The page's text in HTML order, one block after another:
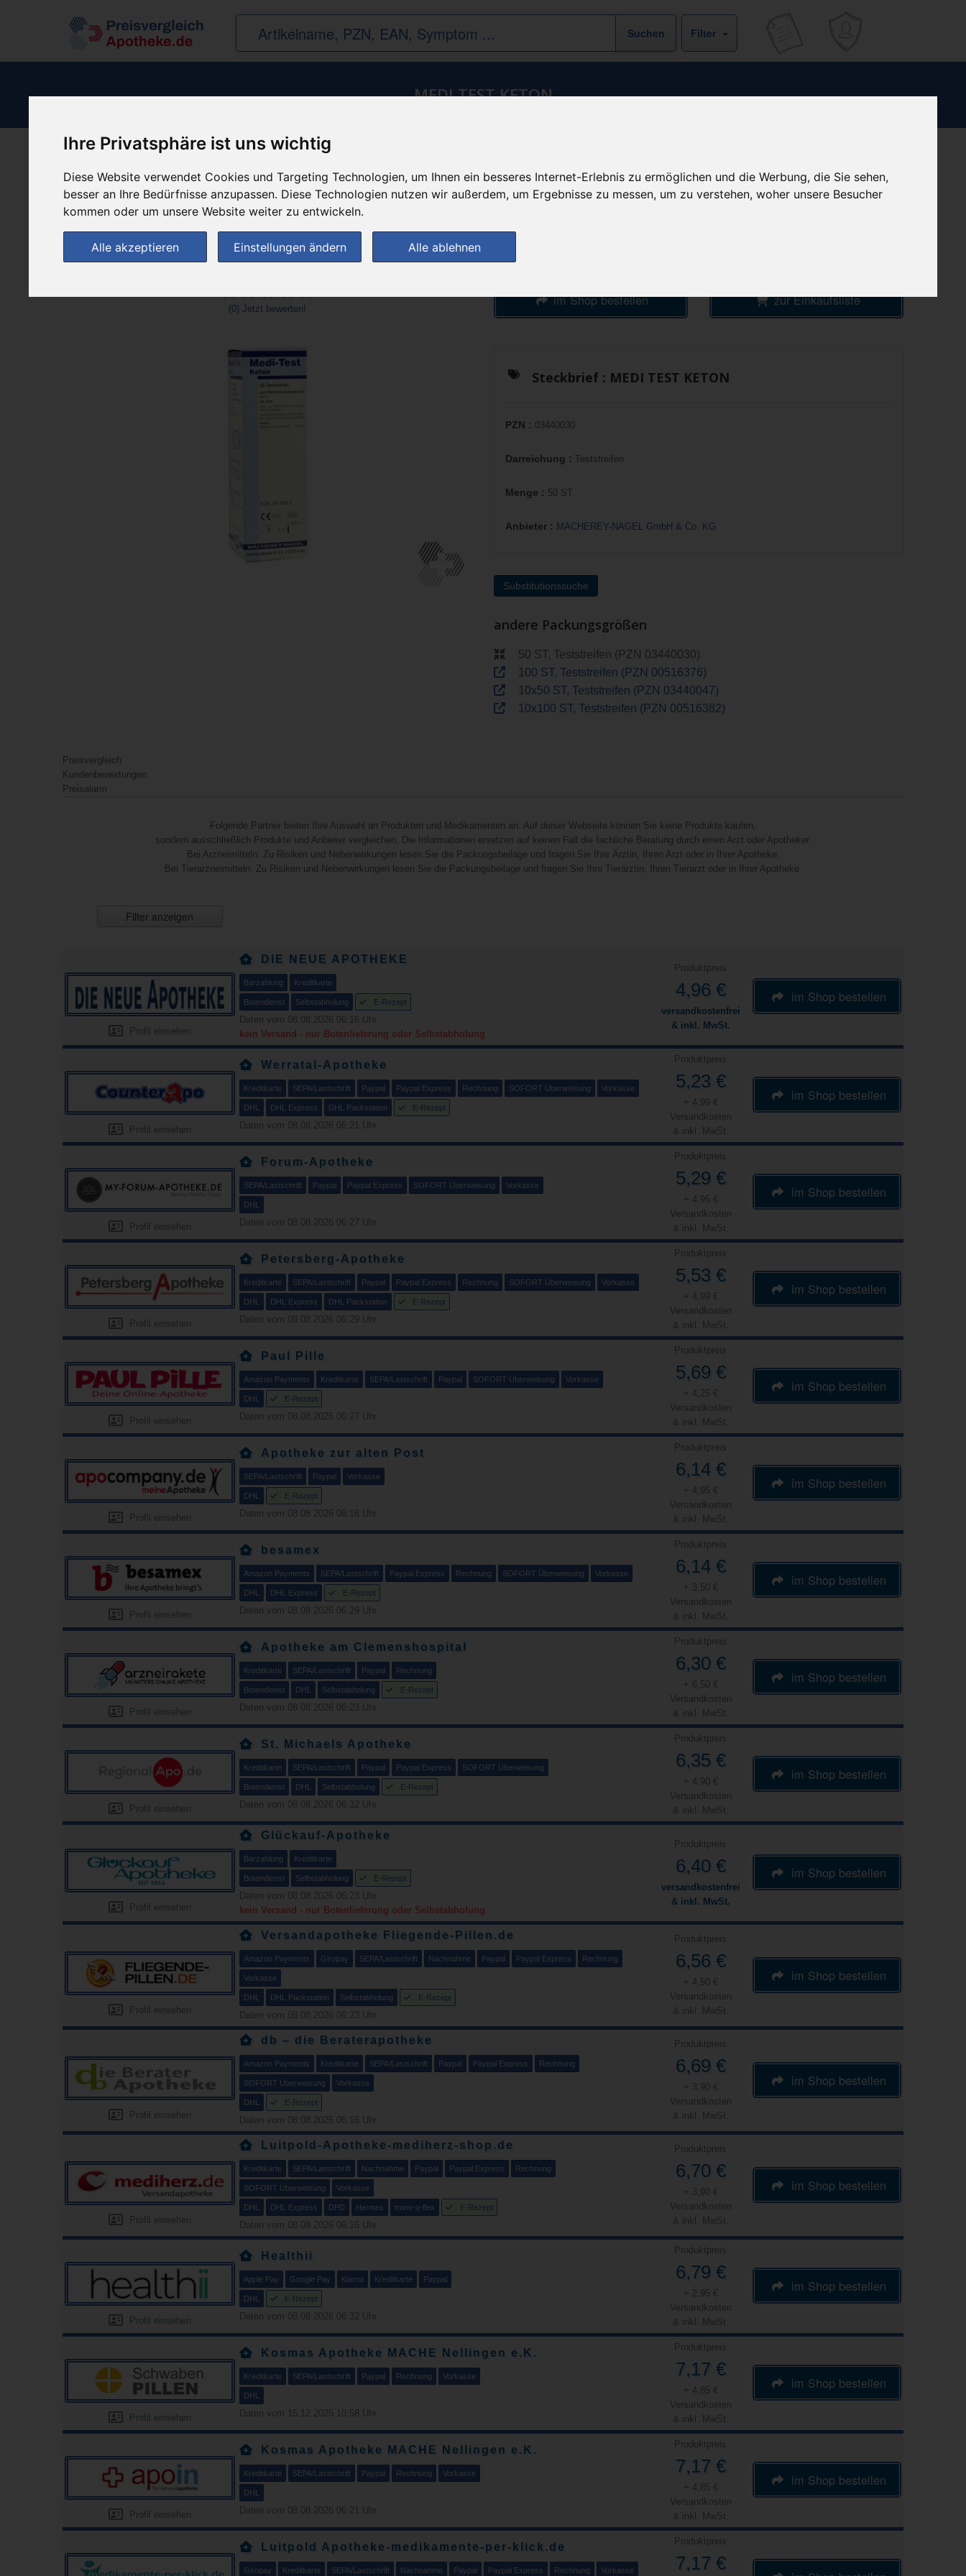
Ihre Privatsphäre ist uns wichtig
Diese Website verwendet Cookies und Targeting Technologien, um Ihnen ein besseres Internet-Erlebnis zu ermöglichen und die Werbung, die Sie sehen,
besser an Ihre Bedürfnisse anzupassen. Diese Technologien nutzen wir außerdem, um Ergebnisse zu messen, um zu verstehen, woher unsere Besucher
kommen oder um unsere Website weiter zu entwickeln.
Alle akzeptieren Einstellungen ändern Alle ablehnen
Filter
MEDI TEST KETON
Produkt empfehlen günstigster Produktpreis ab
4,96 €
kein Versand - nur Botenlieferung oder
Selbstabholung
(0) Jetzt bewerten!
im Shop bestellen zur Einkaufsliste
Steckbrief : MEDI TEST KETON
PZN : 03440030
Darreichung : Teststreifen
Menge : 50 ST
Anbieter : MACHEREY-NAGEL GmbH & Co. KG
Substitutionssuche
andere Packungsgrößen
50 ST, Teststreifen (PZN 03440030)
100 ST, Teststreifen (PZN 00516376)
10x50 ST, Teststreifen (PZN 03440047)
10x100 ST, Teststreifen (PZN 00516382)
Preisvergleich
Kundenbewertungen
Preisalarm
Folgende Partner bieten Ihre Auswahl an Produkten und Medikamenten an. Auf dieser Webseite können Sie keine Produkte kaufen,
sondern ausschließlich Produkte und Anbieter vergleichen. Die Informationen ersetzen auf keinen Fall die fachliche Beratung durch einen Arzt oder Apotheker.
Bei Arzneimitteln: Zu Risiken und Nebenwirkungen lesen Sie die Packungsbeilage und fragen Sie Ihre Ärztin, Ihren Arzt oder in Ihrer Apotheke.
Bei Tierarzneimitteln: Zu Risiken und Nebenwirkungen lesen Sie die Packungsbeilage und fragen Sie Ihre Tierärztin, Ihren Tierarzt oder in Ihrer Apotheke.
Filter anzeigen
Profil einsehen
DIE NEUE APOTHEKE
Barzahlung Kreditkarte
Botendienst Selbstabholung E-Rezept
Daten vom 08.08.2026 06:16 Uhr
kein Versand - nur Botenlieferung oder Selbstabholung
Produktpreis
4,96 €
versandkostenfrei
& inkl. MwSt.
im Shop bestellen
Profil einsehen
Werratal-Apotheke
Kreditkarte SEPA/Lastschrift Paypal Paypal Express Rechnung SOFORT Überweisung Vorkasse
DHL DHL Express DHL Packstation E-Rezept
Daten vom 08.08.2026 06:21 Uhr
Produktpreis
5,23 €
+ 4,99 €
Versandkosten
& inkl. MwSt.
im Shop bestellen
Profil einsehen
Forum-Apotheke
SEPA/Lastschrift Paypal Paypal Express SOFORT Überweisung Vorkasse
DHL
Daten vom 08.08.2026 06:27 Uhr
Produktpreis
5,29 €
+ 4,95 €
Versandkosten
& inkl. MwSt.
im Shop bestellen
Profil einsehen
Petersberg-Apotheke
Kreditkarte SEPA/Lastschrift Paypal Paypal Express Rechnung SOFORT Überweisung Vorkasse
DHL DHL Express DHL Packstation E-Rezept
Daten vom 08.08.2026 06:29 Uhr
Produktpreis
5,53 €
+ 4,99 €
Versandkosten
& inkl. MwSt.
im Shop bestellen
Profil einsehen
Paul Pille
Amazon Payments Kreditkarte SEPA/Lastschrift Paypal SOFORT Überweisung Vorkasse
DHL E-Rezept
Daten vom 08.08.2026 06:27 Uhr
Produktpreis
5,69 €
+ 4,25 €
Versandkosten
& inkl. MwSt.
im Shop bestellen
Profil einsehen
Apotheke zur alten Post
SEPA/Lastschrift Paypal Vorkasse
DHL E-Rezept
Daten vom 08.08.2026 06:16 Uhr
Produktpreis
6,14 €
+ 4,95 €
Versandkosten
& inkl. MwSt.
im Shop bestellen
Profil einsehen
besamex
Amazon Payments SEPA/Lastschrift Paypal Express Rechnung SOFORT Überweisung Vorkasse
DHL DHL Express E-Rezept
Daten vom 08.08.2026 06:29 Uhr
Produktpreis
6,14 €
+ 3,50 €
Versandkosten
& inkl. MwSt.
im Shop bestellen
Profil einsehen
Apotheke am Clemenshospital
Kreditkarte SEPA/Lastschrift Paypal Rechnung
Botendienst DHL Selbstabholung E-Rezept
Daten vom 08.08.2026 06:23 Uhr
Produktpreis
6,30 €
+ 6,50 €
Versandkosten
& inkl. MwSt.
im Shop bestellen
Profil einsehen
St. Michaels Apotheke
Kreditkarte SEPA/Lastschrift Paypal Paypal Express SOFORT Überweisung
Botendienst DHL Selbstabholung E-Rezept
Daten vom 08.08.2026 06:32 Uhr
Produktpreis
6,35 €
+ 4,90 €
Versandkosten
& inkl. MwSt.
im Shop bestellen
Profil einsehen
Glückauf-Apotheke
Barzahlung Kreditkarte
Botendienst Selbstabholung E-Rezept
Daten vom 08.08.2026 06:23 Uhr
kein Versand - nur Botenlieferung oder Selbstabholung
Produktpreis
6,40 €
versandkostenfrei
& inkl. MwSt.
im Shop bestellen
Profil einsehen
Versandapotheke Fliegende-Pillen.de
Amazon Payments Giropay SEPA/Lastschrift Nachnahme Paypal Paypal Express Rechnung
Vorkasse
DHL DHL Packstation Selbstabholung E-Rezept
Daten vom 08.08.2026 06:23 Uhr
Produktpreis
6,56 €
+ 4,50 €
Versandkosten
& inkl. MwSt.
im Shop bestellen
Profil einsehen
db – die Beraterapotheke
Amazon Payments Kreditkarte SEPA/Lastschrift Paypal Paypal Express Rechnung
SOFORT Überweisung Vorkasse
DHL E-Rezept
Daten vom 08.08.2026 06:16 Uhr
Produktpreis
6,69 €
+ 3,90 €
Versandkosten
& inkl. MwSt.
im Shop bestellen
Profil einsehen
Luitpold-Apotheke-mediherz-shop.de
Kreditkarte SEPA/Lastschrift Nachnahme Paypal Paypal Express Rechnung
SOFORT Überweisung Vorkasse
DHL DHL Express DPD Hermes trans-o-flex E-Rezept
Daten vom 08.08.2026 06:16 Uhr
Produktpreis
6,70 €
+ 3,90 €
Versandkosten
& inkl. MwSt.
im Shop bestellen
Profil einsehen
Healthii
Apple Pay Google Pay Klarna Kreditkarte Paypal
DHL E-Rezept
Daten vom 08.08.2026 06:32 Uhr
Produktpreis
6,79 €
+ 2,95 €
Versandkosten
& inkl. MwSt.
im Shop bestellen
Profil einsehen
Kosmas Apotheke MACHE Nellingen e.K.
Kreditkarte SEPA/Lastschrift Paypal Rechnung Vorkasse
DHL
Daten vom 15.12.2025 10:58 Uhr
Produktpreis
7,17 €
+ 4,85 €
Versandkosten
& inkl. MwSt.
im Shop bestellen
Profil einsehen
Kosmas Apotheke MACHE Nellingen e.K.
Kreditkarte SEPA/Lastschrift Paypal Rechnung Vorkasse
DHL
Daten vom 08.08.2026 06:21 Uhr
Produktpreis
7,17 €
+ 4,85 €
Versandkosten
& inkl. MwSt.
im Shop bestellen
Luitpold Apotheke-medikamente-per-klick.de
Giropay Kreditkarte SEPA/Lastschrift Nachnahme Paypal Paypal Express Rechnung Vorkasse
Produktpreis
7,17 €